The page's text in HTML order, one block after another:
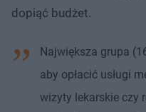
dopiąć budżet.
Największa grupa
aby opłacić usługi
wizyty lekarskie czy